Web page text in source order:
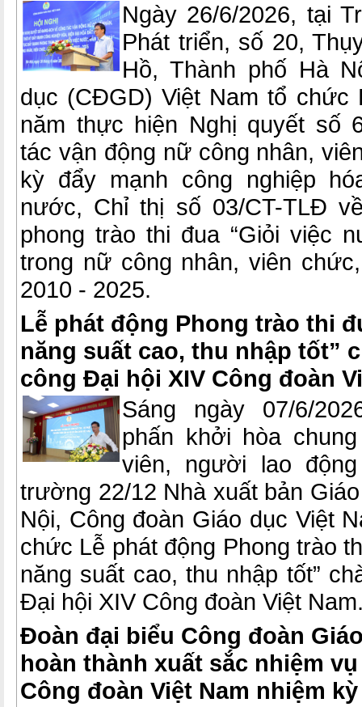
Ngày 26/6/2026, tại
Phát triển, số 20,
Hồ, Thành phố Hà
dục (CĐGD) Việt Nam tổ chức
năm thực hiện Nghị quyết số
tác vận động nữ công nhân,
kỳ đẩy mạnh công nghiệp
nước, Chỉ thị số 03/CT-TLĐ
phong trào thi đua “Giỏi việc
trong nữ công nhân, viên
2010 - 2025.
Lễ phát động Phong trào thi
năng suất cao, thu nhập tốt”
công Đại hội XIV Công đoàn
Sáng ngày 07/6/
phấn khởi hòa
viên, người lao
trường 22/12 Nhà xuất bản
Nội, Công đoàn Giáo dục Việt
chức Lễ phát động Phong trào
năng suất cao, thu nhập tốt”
Đại hội XIV Công đoàn Việt
Đoàn đại biểu Công đoàn
hoàn thành xuất sắc nhiệm
Công đoàn Việt Nam nhiệm kỳ